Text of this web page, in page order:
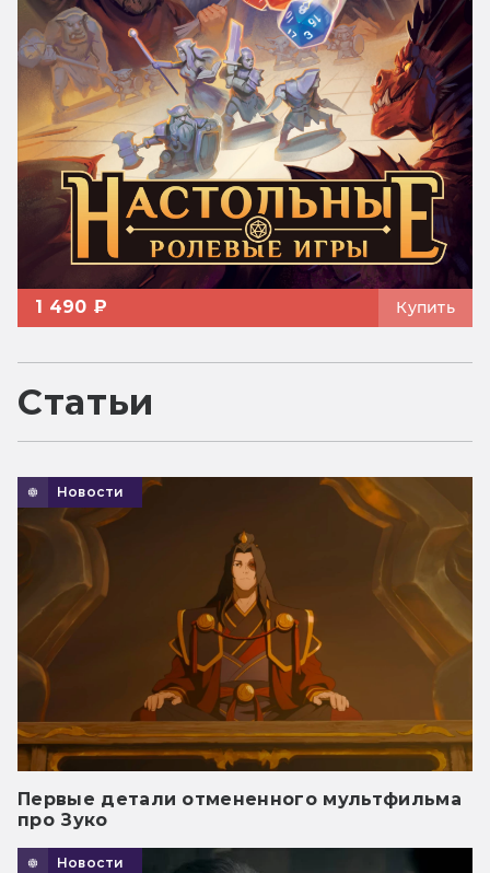
1 490 ₽ Купить
Статьи
Новости
Первые детали отмененного мультфильма
про Зуко
Новости